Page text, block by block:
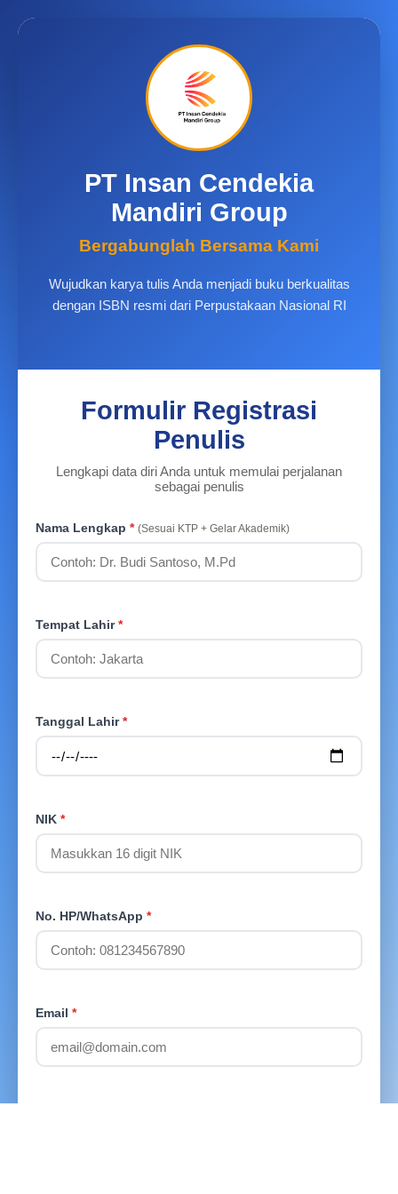
PT Insan Cendekia
Mandiri Group
Bergabunglah Bersama Kami
Wujudkan karya tulis Anda menjadi buku berkualitas
dengan ISBN resmi dari Perpustakaan Nasional RI
Formulir Registrasi
Penulis
Lengkapi data diri Anda untuk memulai perjalanan
sebagai penulis
Nama Lengkap * (Sesuai KTP + Gelar Akademik)
Tempat Lahir*
Tanggal Lahir*
NIK *
No. HP/WhatsApp *
Email *